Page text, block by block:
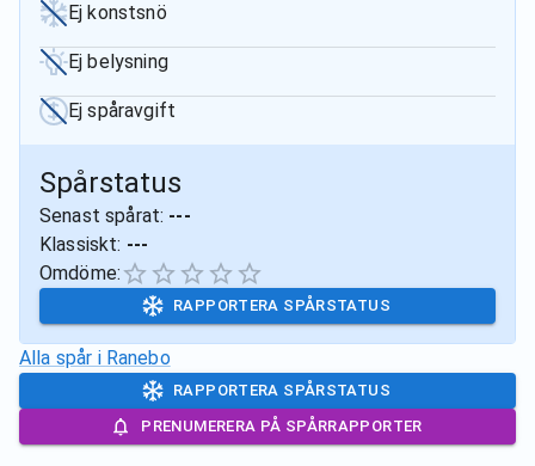
Ej konstsnö
Ej belysning
Ej spåravgift
Spårstatus
Senast spårat: ---
Klassiskt: ---
Omdöme:
RAPPORTERA SPÅRSTATUS
Alla spår i Ranebo
RAPPORTERA SPÅRSTATUS
PRENUMERERA PÅ SPÅRRAPPORTER